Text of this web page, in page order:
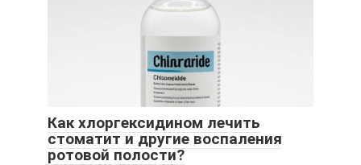
Как хлоргексидином лечить
стоматит и другие воспаления
ротовой полости?